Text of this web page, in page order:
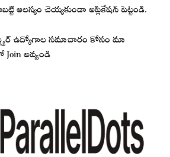
ఆలస్యం చెయ్యకుండా అప్లికేషన్ పెట్టండి.
ఉద్యోగాల సమాచారం కోసం మా
Join అవ్వండి